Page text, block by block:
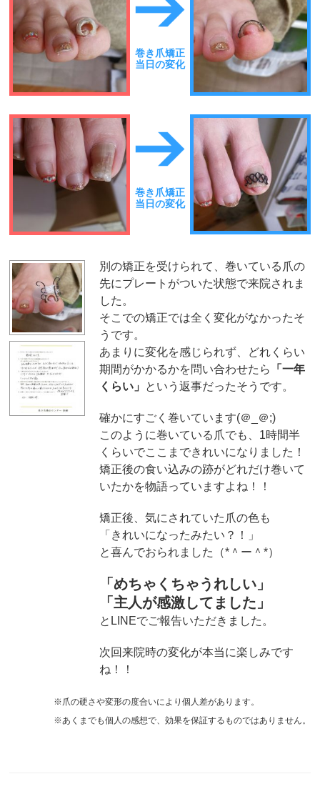
巻き爪矯正
当日の変化
巻き爪矯正
当日の変化
別の矯正を受けられて、巻いている爪の
先にプレートがついた状態で来院されま
した。
そこでの矯正では全く変化がなかったそ
うです。
あまりに変化を感じられず、どれくらい
期間がかかるかを問い合わせたら
「一年
くらい」
という返事だったそうです。
確かにすごく巻いています(＠_＠;)
このように巻いている爪でも、1時間半
くらいでここまできれいになりました！
矯正後の食い込みの跡がどれだけ巻いて
いたかを物語っていますよね！！
矯正後、気にされていた爪の色も
「きれいになったみたい？！」
と喜んでおられました（*＾ー＾*）
「めちゃくちゃうれしい」
「主人が感激してました」
とLINEでご報告いただきました。
次回来院時の変化が本当に楽しみです
ね！！
※爪の硬さや変形の度合いにより個人差があります。
※あくまでも個人の感想で、効果を保証するものではありません。